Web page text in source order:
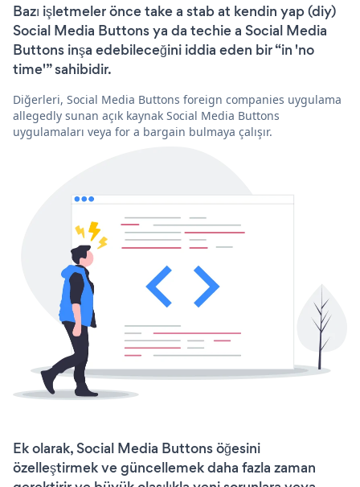
Bazı işletmeler önce take a stab at kendin yap (diy)
Social Media Buttons ya da techie a Social Media
Buttons inşa edebileceğini iddia eden bir “in 'no
time'” sahibidir.
Diğerleri, Social Media Buttons foreign companies uygulama
allegedly sunan açık kaynak Social Media Buttons
uygulamaları veya for a bargain bulmaya çalışır.
Ek olarak, Social Media Buttons öğesini
özelleştirmek ve güncellemek daha fazla zaman